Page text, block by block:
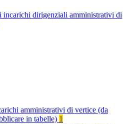
incarichi dirigenziali amministrativi di
amministrativi di vertice (da
in tabelle) 1